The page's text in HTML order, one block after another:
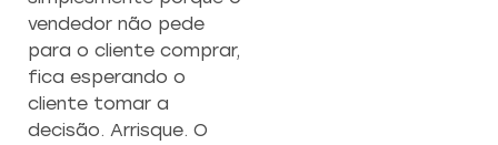
vendedor não pede
para o cliente comprar,
fica esperando o
cliente tomar a
decisão. Arrisque. O